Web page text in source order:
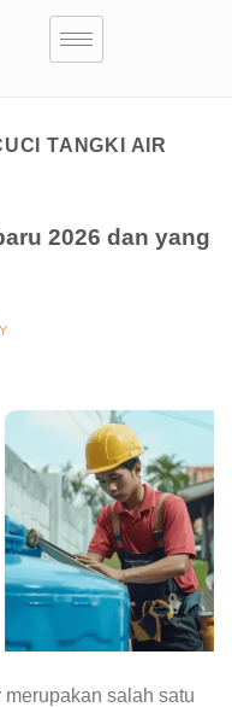
TANGKI AIR
2026 dan yang
merupakan salah satu